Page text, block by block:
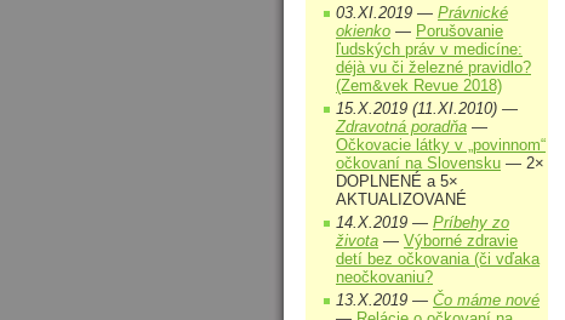
03.XI.2019 — Právnické
okienko — Porušovanie
ľudských práv v medicíne:
déjà vu či železné pravidlo?
(Zem&vek Revue 2018)
15.X.2019 (11.XI.2010) —
Zdravotná poradňa —
Očkovacie látky v „povinnom“
očkovaní na Slovensku — 2×
DOPLNENÉ a 5×
AKTUALIZOVANÉ
14.X.2019 — Príbehy zo
života — Výborné zdravie
detí bez očkovania (či vďaka
neočkovaniu?
13.X.2019 — Čo máme nové